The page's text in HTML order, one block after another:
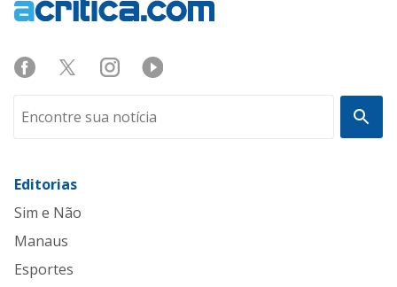
Editorias
Sim e Não
Manaus
Esportes